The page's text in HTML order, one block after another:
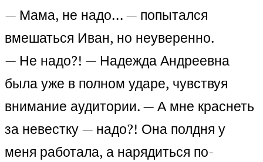
— Мама, не надо… — попытался
вмешаться Иван, но неуверенно.
— Не надо?! — Надежда Андреевна
была уже в полном ударе, чувствуя
внимание аудитории. — А мне краснеть
за невестку — надо?! Она полдня у
меня работала, а нарядиться по-